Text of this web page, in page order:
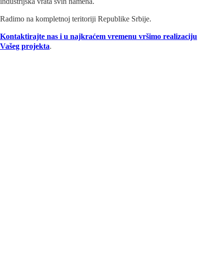
Radimo na kompletnoj teritoriji Republike Srbije.
Kontaktirajte nas i u najkraćem vremenu vršimo realizaciju
Vašeg projekta.